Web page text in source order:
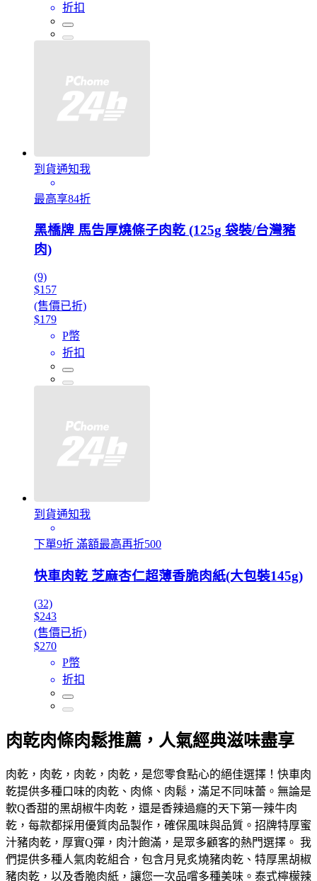
折扣
到貨通知我
最高享84折
黑橋牌 馬告厚燒條子肉乾 (125g 袋裝/台灣豬
肉)
(9)
$157
(售價已折)
$179
P幣
折扣
到貨通知我
下單9折 滿額最高再折500
快車肉乾 芝麻杏仁超薄香脆肉紙(大包裝145g)
(32)
$243
(售價已折)
$270
P幣
折扣
肉乾肉條肉鬆推薦，人氣經典滋味盡享
肉乾，肉乾，肉乾，肉乾，是您零食點心的絕佳選擇！快車肉
乾提供多種口味的肉乾、肉條、肉鬆，滿足不同味蕾。無論是
軟Q香甜的黑胡椒牛肉乾，還是香辣過癮的天下第一辣牛肉
乾，每款都採用優質肉品製作，確保風味與品質。招牌特厚蜜
汁豬肉乾，厚實Q彈，肉汁飽滿，是眾多顧客的熱門選擇。 我
們提供多種人氣肉乾組合，包含月見炙燒豬肉乾、特厚黑胡椒
豬肉乾，以及香脆肉紙，讓您一次品嚐多種美味。泰式檸檬辣